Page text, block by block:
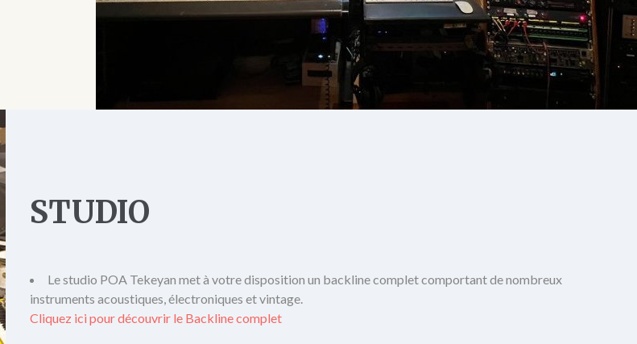
STUDIO
Le studio POA Tekeyan met à votre disposition un backline complet comportant de nombreux
instruments acoustiques, électroniques et vintage.
Cliquez ici pour découvrir le Backline complet